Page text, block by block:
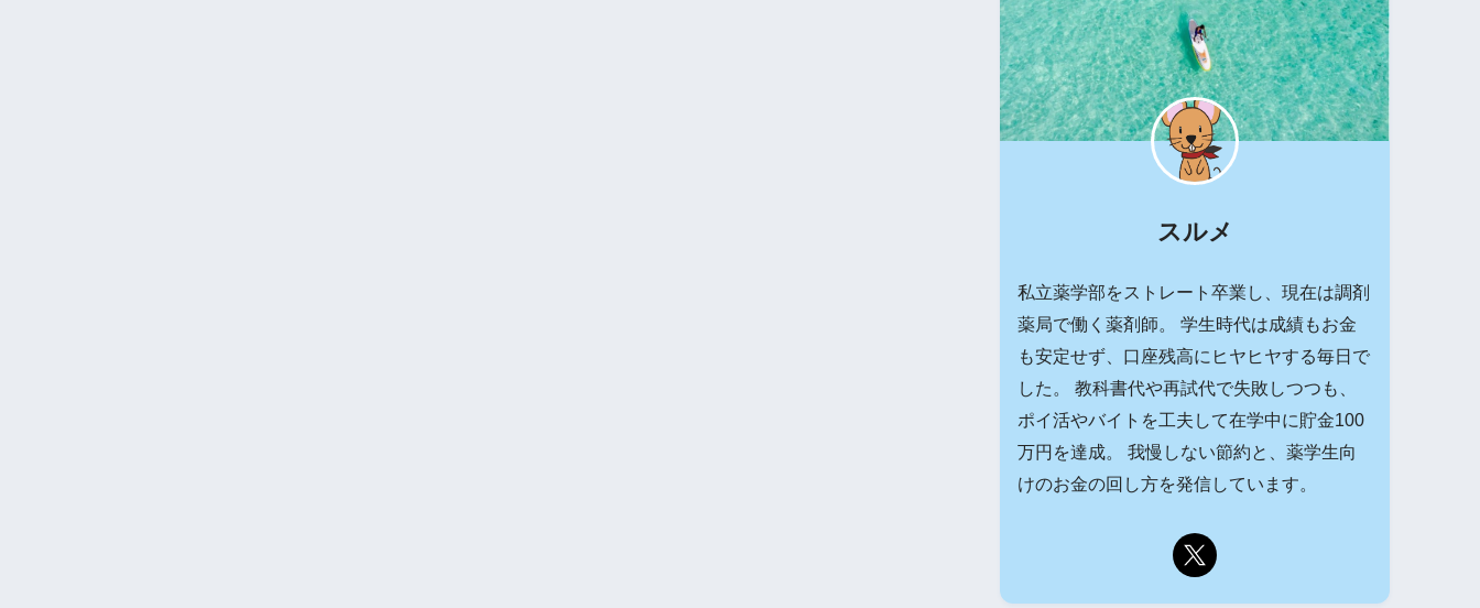
スルメ
私立薬学部をストレート卒業し、現在は調剤
薬局で働く薬剤師。 学生時代は成績もお金
も安定せず、口座残高にヒヤヒヤする毎日で
した。 教科書代や再試代で失敗しつつも、
ポイ活やバイトを工夫して在学中に貯金100
万円を達成。 我慢しない節約と、薬学生向
けのお金の回し方を発信しています。